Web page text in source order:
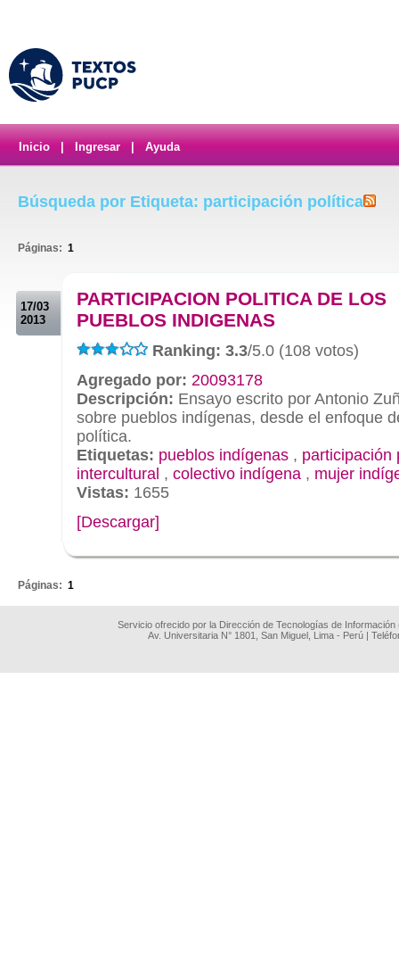
Inicio Ingresar Ayuda
Búsqueda por Etiqueta: participación política
Páginas: 1
17/03
2013
PARTICIPACION POLITICA DE LOS
PUEBLOS INDIGENAS
Ranking: 3.3/5.0 (108 votos)
Agregado por: 20093178
Descripción: Ensayo escrito por Antonio
sobre pueblos indígenas, desde el enfoque
política.
Etiquetas: pueblos indígenas , participación
intercultural , colectivo indígena , mujer
Vistas: 1655
[Descargar]
Páginas: 1
Servicio ofrecido por la Dirección de Tecnologías de
Av. Universitaria N° 1801, San Miguel, Lima - Perú |